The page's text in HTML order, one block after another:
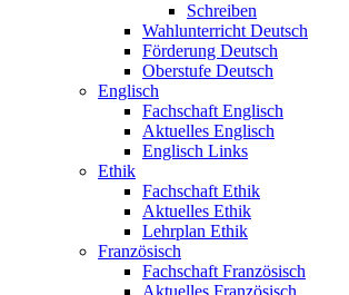
Schreiben
Wahlunterricht Deutsch
Förderung Deutsch
Oberstufe Deutsch
Englisch
Fachschaft Englisch
Aktuelles Englisch
Englisch Links
Ethik
Fachschaft Ethik
Aktuelles Ethik
Lehrplan Ethik
Französisch
Fachschaft Französisch
Aktuelles Französisch